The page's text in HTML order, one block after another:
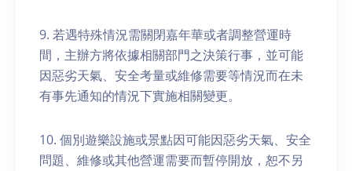
9. 若遇特殊情況需關閉嘉年華或者調整營運時
間，主辦方將依據相關部門之決策行事，並可能
因惡劣天氣、安全考量或維修需要等情況而在未
有事先通知的情況下實施相關變更。
10. 個別遊樂設施或景點因可能因惡劣天氣、安全
問題、維修或其他營運需要而暫停開放，恕不另